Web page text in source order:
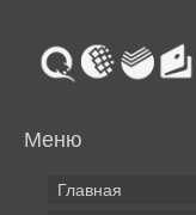
Меню
Главная